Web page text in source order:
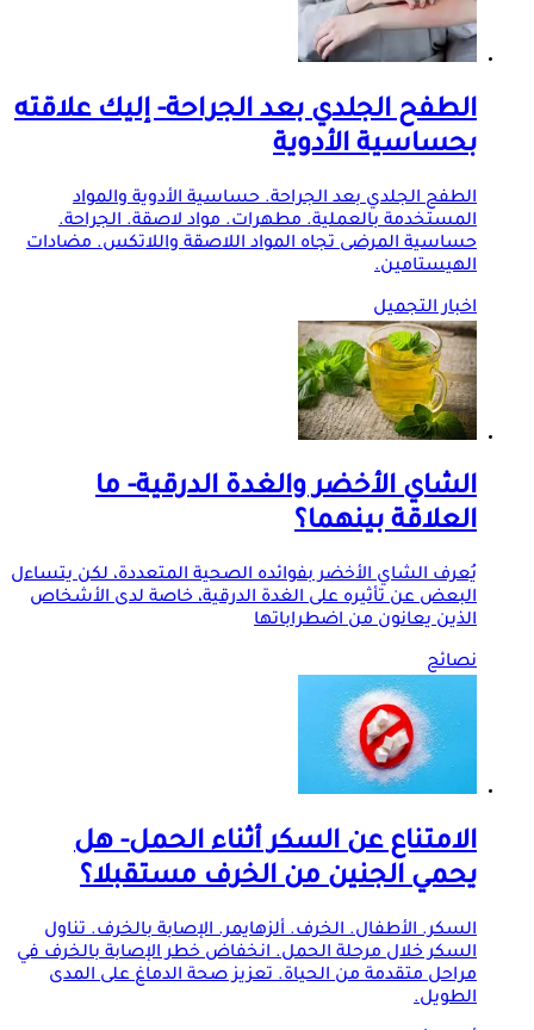
الطفح الجلدي بعد الجراحة- إليك علاقته
بحساسية الأدوية
الطفح الجلدي بعد الجراحة. حساسية الأدوية والمواد
المستخدمة بالعملية. مطهرات. مواد لاصقة. الجراحة.
حساسية المرضى تجاه المواد اللاصقة واللاتكس. مضادات
الهيستامين.
اخبار التجميل
الشاي الأخضر والغدة الدرقية- ما
العلاقة بينهما؟
يُعرف الشاي الأخضر بفوائده الصحية المتعددة، لكن يتساءل
البعض عن تأثيره على الغدة الدرقية، خاصة لدى الأشخاص
الذين يعانون من اضطراباتها
نصائح
الامتناع عن السكر أثناء الحمل- هل
يحمي الجنين من الخرف مستقبلا؟
السكر. الأطفال. الخرف. ألزهايمر. الإصابة بالخرف. تناول
السكر خلال مرحلة الحمل. انخفاض خطر الإصابة بالخرف في
مراحل متقدمة من الحياة. تعزيز صحة الدماغ على المدى
الطويل.